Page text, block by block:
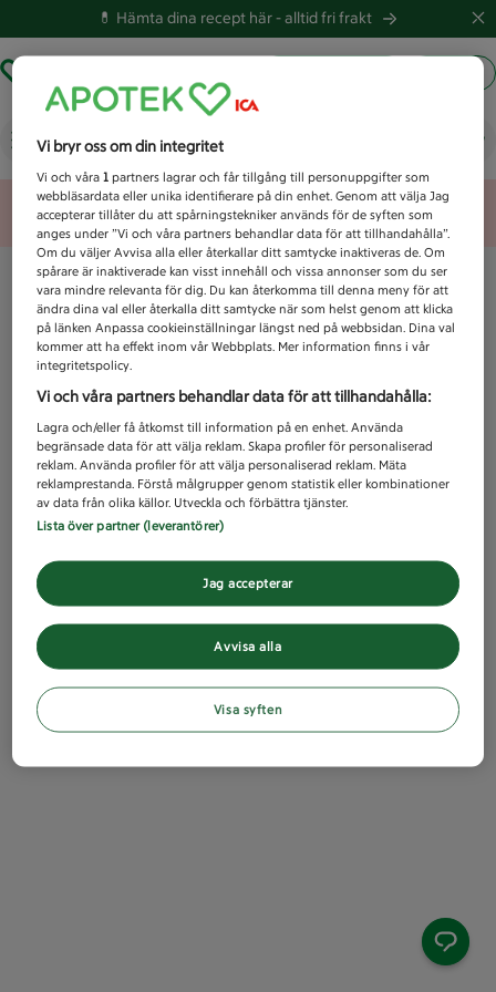
💊 Hämta dina recept här -alltid fri frakt
Vad letar du efter idag?
Unknown error
Vi bryr oss om din integritet
Vi och våra1 partners lagrar och får tillgång till personuppgifter som
webbläsardata eller unika identifierare på din enhet. Genom att välja Jag
accepterar tillåter du att spårningstekniker används för de syften som
anges under ”Vi och våra partners behandlar data för att tillhandahålla”.
Om du väljer Avvisa alla eller återkallar ditt samtycke inaktiveras de. Om
spårare är inaktiverade kan visst innehåll och vissa annonser som du ser
vara mindre relevanta för dig. Du kan återkomma till denna meny för att
ändra dina val eller återkalla ditt samtycke när som helst genom att klicka
på länken Anpassa cookieinställningar längst ned på webbsidan. Dina val
kommer att ha effekt inom vår Webbplats. Mer information finns i vår
integritetspolicy.
Vi och våra partners behandlar data för att tillhandahålla:
Lagra och/eller få åtkomst till information på en enhet. Använda
begränsade data för att välja reklam. Skapa profiler för personaliserad
reklam. Använda profiler för att välja personaliserad reklam. Mäta
reklamprestanda. Förstå målgrupper genom statistik eller kombinationer
av data från olika källor. Utveckla och förbättra tjänster.
Lista över partner (leverantörer)
Avvisa alla
Jag accepterar
Visa syften